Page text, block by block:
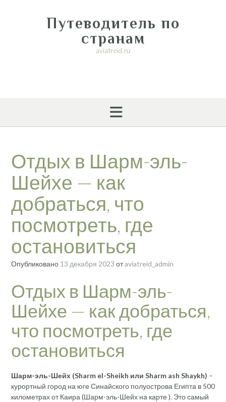
Путеводитель по
странам
aviatreid.ru
Отдых в Шарм-эль-
Шейхе — как
добраться, что
посмотреть, где
остановиться
Опубликовано 13 декабря 2023 отaviatreid_admin
Отдых в Шарм-эль-
Шейхе — как добраться,
что посмотреть, где
остановиться
Шарм-эль-Шейх (Sharm el-Sheikh или Sharm ash Shaykh) –
курортный город на юге Синайского полуострова Египта в 500
километрах от Каира (Шарм-эль-Шейх на карте ). Это самый